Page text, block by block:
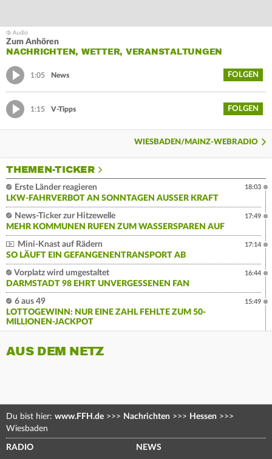
Zum Anhören
NACHRICHTEN, WETTER, VERANSTALTUNGEN
1:05 News FOLGEN
1:15 V-Tipps FOLGEN
WIESBADEN/MAINZ-WEBRADIO
THEMEN-TICKER
Erste Länder reagieren
LKW-FAHRVERBOT AN SONNTAGEN AUSSER KRAFT
18:03
News-Ticker zur Hitzewelle
MEHR KOMMUNEN RUFEN ZUM WASSERSPAREN AUF
17:49
Mini-Knast auf Rädern
SO LÄUFT EIN GEFANGENENTRANSPORT AB
17:14
Vorplatz wird umgestaltet
DARMSTADT 98 EHRT UNVERGESSENEN FAN
16:44
6 aus 49
LOTTOGEWINN: NUR EINE ZAHL FEHLTE ZUM 50-
MILLIONEN-JACKPOT
15:49
AUS DEM NETZ
Du bist hier: www.FFH.de >>> Nachrichten >>> Hessen >>>
Wiesbaden
RADIO NEWS